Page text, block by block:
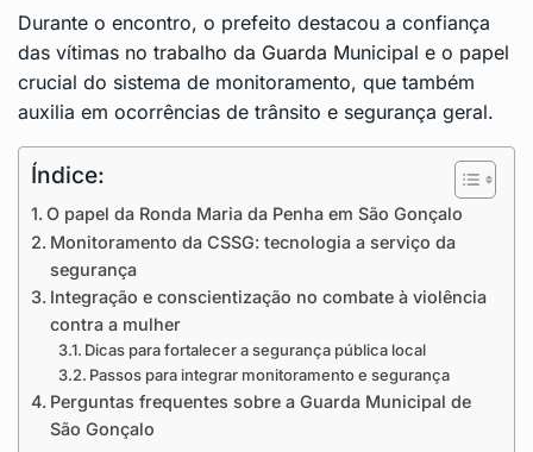
Durante o encontro, o prefeito destacou a confiança
das vítimas no trabalho da Guarda Municipal e o papel
crucial do sistema de monitoramento, que também
auxilia em ocorrências de trânsito e segurança geral.
Índice:
O papel da Ronda Maria da Penha em São Gonçalo
Monitoramento da CSSG: tecnologia a serviço da
segurança
Integração e conscientização no combate à violência
contra a mulher
Dicas para fortalecer a segurança pública local
Passos para integrar monitoramento e segurança
Perguntas frequentes sobre a Guarda Municipal de
São Gonçalo